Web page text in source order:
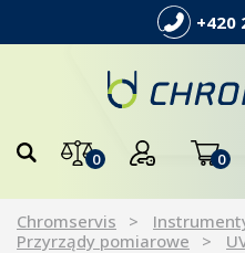
+420
0 0
Chromservis
Przyrządy pomiarowe